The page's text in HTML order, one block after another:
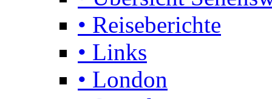
• Reiseberichte
• Links
• London